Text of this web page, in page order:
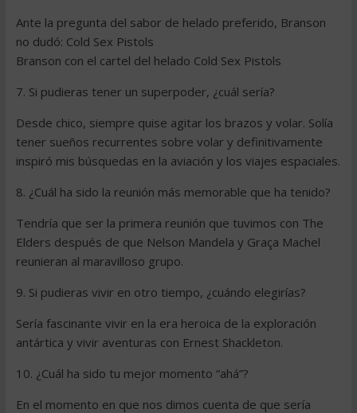
Ante la pregunta del sabor de helado preferido, Branson
no dudó: Cold Sex Pistols
Branson con el cartel del helado Cold Sex Pistols
7. Si pudieras tener un superpoder, ¿cuál sería?
Desde chico, siempre quise agitar los brazos y volar. Solía ​​
tener sueños recurrentes sobre volar y definitivamente
inspiró mis búsquedas en la aviación y los viajes espaciales.
8. ¿Cuál ha sido la reunión más memorable que ha tenido?
Tendría que ser la primera reunión que tuvimos con The
Elders después de que Nelson Mandela y Graça Machel
reunieran al maravilloso grupo.
9. Si pudieras vivir en otro tiempo, ¿cuándo elegirías?
Sería fascinante vivir en la era heroica de la exploración
antártica y vivir aventuras con Ernest Shackleton.
10. ¿Cuál ha sido tu mejor momento “ahá”?
En el momento en que nos dimos cuenta de que sería